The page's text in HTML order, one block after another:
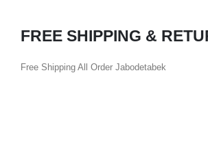
FREE SHIPPING &
Free Shipping All Order Jabodetabek